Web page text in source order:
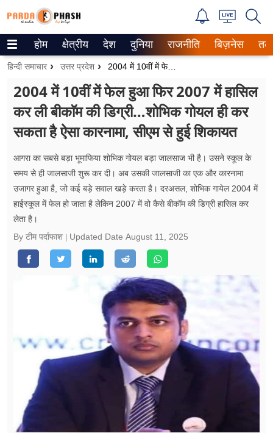
Trending on Google News
वेब स्टोरीज
उत्तर प्रदेश
गैलरी
वीडियो
रिलेशनशिप
जीवन मंत्रा
अन्य खबरें
होम क्षेत्रीय देश दुनिया राजनीति बिज़नेस
हिन्दी समाचार उत्तर प्रदेश 2004 में 10वीं में फेल हुआ फिर 2007 में हासिल कर ली बीकाॅम की डिग्री…शोभिक गोयल ही कर सकता है ऐसा कारनामा, सीएम से हुई शिकायत
2004 में 10वीं में फेल हुआ फिर 2007 में हासिल
कर ली बीकाॅम की डिग्री…शोभिक गोयल ही कर
सकता है ऐसा कारनामा, सीएम से हुई शिकायत
आगरा का सबसे बड़ा भूमाफिया शोभिक गोयल बड़ा जालसाज भी है। उसने स्कूल के
समय से ही जालसाजी शुरू कर दी। अब उसकी जालसाजी का एक और कारनामा
उजागर हुआ है, जो कई बड़े सवाल खड़े करता है। दरअसल, शोभिक गायेल 2004 में
हाईस्कूल में फेल हो जाता है लेकिन 2007 में वो कैसे बीकॉम की डिग्री हासिल कर
लेता है।
By टीम पर्दाफाश
Updated Date August 11, 2025